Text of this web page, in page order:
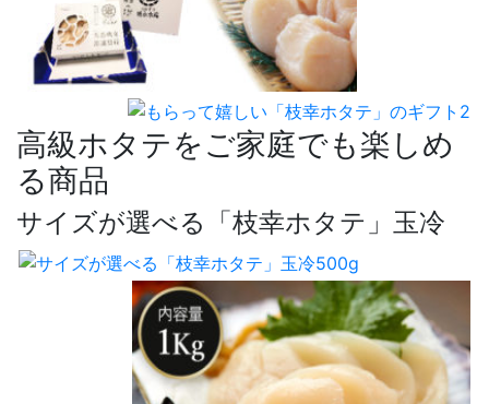
高級ホタテをご家庭でも楽しめ
る商品
サイズが選べる「枝幸ホタテ」玉冷